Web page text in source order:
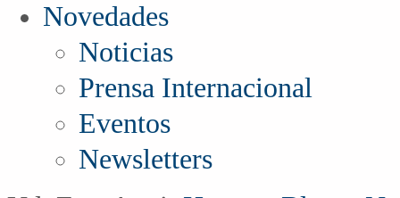
Novedades
Noticias
Prensa Internacional
Eventos
Newsletters